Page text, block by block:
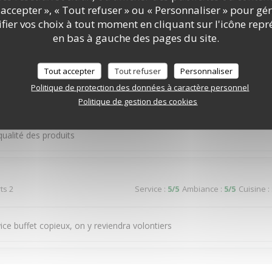
», « Tout refuser » ou « Personnaliser » pour
vos choix à tout moment en cliquant sur l'icône
en bas à gauche des pages du site.
Tout accepter Tout refuser
Personnaliser
Politique de protection des données à caractère personnel
Politique de gestion des cookies
ce restaurant La diversité Le choix C était bon ,voire très bon
si possible
Service: 5 /5 Ambiance:5/5 Cuisine
des produits
2 Service : 5/5 Ambiance : 5/5 Cuisine :
buffet copieux, on y reviendra volontiers